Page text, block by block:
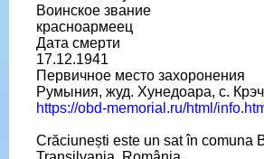
Воинское звание
красноармеец
Дата смерти
17.12.1941
Первичное место захоронения
Румыния, жуд. Хунедоара, с.
https://obd-memorial.ru/html/
Crăciunești este un sat în comuna